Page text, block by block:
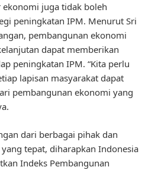
juga tidak boleh
peningkatan IPM. Menurut Sri
pembangunan ekonomi
dapat memberikan
peningkatan IPM. “Kita perlu
lapisan masyarakat dapat
pembangunan ekonomi yang
dari berbagai pihak dan
tepat, diharapkan Indonesia
Indeks Pembangunan